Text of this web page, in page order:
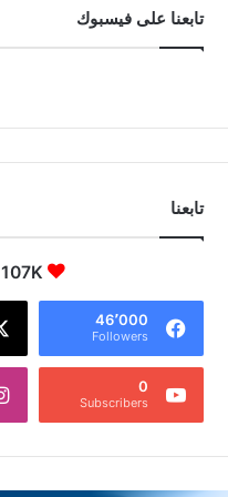
تابعنا على فيسبوك
تابعنا
107K
46٬000
Followers
0
Subscribers